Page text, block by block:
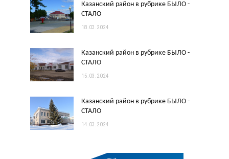
Казанский район в рубрике БЫЛО -
СТАЛО
18.03.2024
Казанский район в рубрике БЫЛО -
СТАЛО
15.03.2024
Казанский район в рубрике БЫЛО -
СТАЛО
14.03.2024